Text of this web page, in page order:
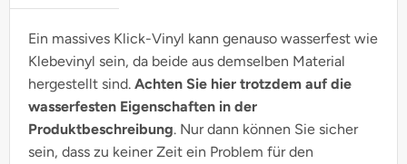
Ein massives Klick-Vinyl kann genauso wasserfest wie
Klebevinyl sein, da beide aus demselben Material
hergestellt sind. Achten Sie hier trotzdem auf die
wasserfesten Eigenschaften in der
Produktbeschreibung. Nur dann können Sie sicher
sein, dass zu keiner Zeit ein Problem für den